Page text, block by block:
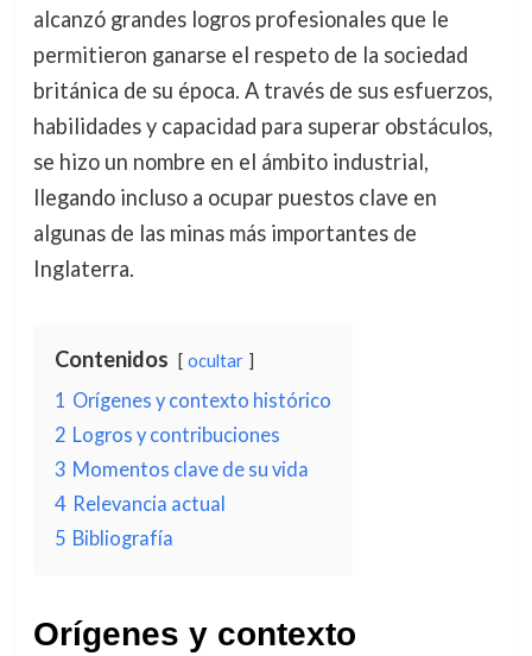
alcanzó grandes logros profesionales que le
permitieron ganarse el respeto de la sociedad
británica de su época. A través de sus esfuerzos,
habilidades y capacidad para superar obstáculos,
se hizo un nombre en el ámbito industrial,
llegando incluso a ocupar puestos clave en
algunas de las minas más importantes de
Inglaterra.
Contenidos ocultar
1 Orígenes y contexto histórico
2 Logros y contribuciones
3 Momentos clave de su vida
4 Relevancia actual
5 Bibliografía
Orígenes y contexto